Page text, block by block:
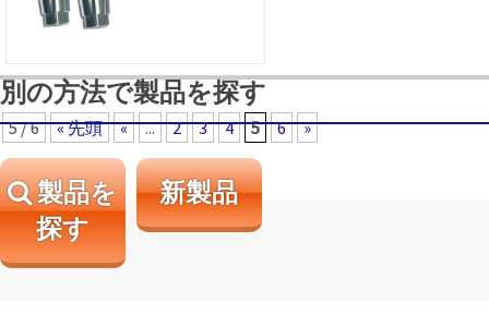
5 / 6 « 先頭 « ... 2 3 4 5 6 »
別の方法で製品を探す
製品を
探す
新製品